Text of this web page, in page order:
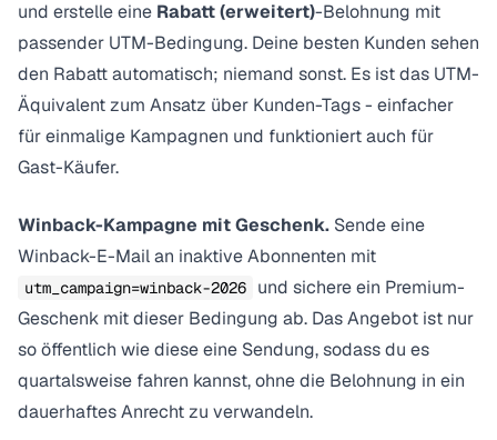
und erstelle eine Rabatt (erweitert)-Belohnung mit
passender UTM-Bedingung. Deine besten Kunden sehen
den Rabatt automatisch; niemand sonst. Es ist das UTM-
Äquivalent zum Ansatz über Kunden-Tags- einfacher
für einmalige Kampagnen und funktioniert auch für
Gast-Käufer.
Winback-Kampagne mit Geschenk. Sende eine
Winback-E-Mail an inaktive Abonnenten mit
utm_campaign=winback-2026
und sichere ein Premium-
Geschenk mit dieser Bedingung ab. Das Angebot ist nur
so öffentlich wie diese eine Sendung, sodass du es
quartalsweise fahren kannst, ohne die Belohnung in ein
dauerhaftes Anrecht zu verwandeln.